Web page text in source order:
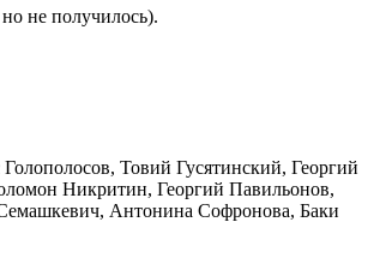
не получилось).
Товий Гусятинский, Георгий
Никритин, Георгий Павильонов,
Антонина Софронова, Баки